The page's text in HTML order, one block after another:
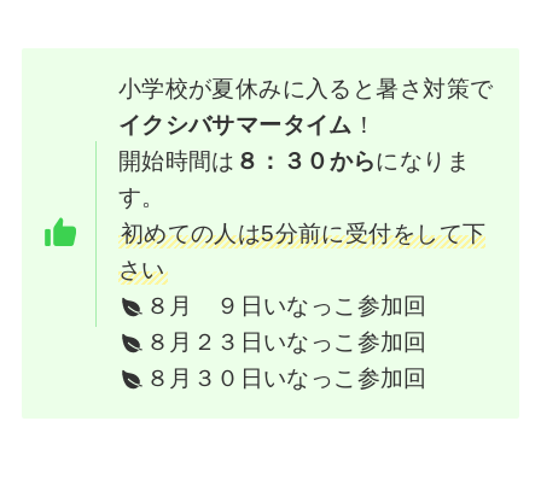
小学校が夏休みに入ると暑さ対策で
イクシバサマータイム ！
開始時間は ８：３０からになりま
す。
初めての人は5分前に受付をして下
さい
８月 ９日いなっこ参加回
８月２３日いなっこ参加回
８月３０日いなっこ参加回